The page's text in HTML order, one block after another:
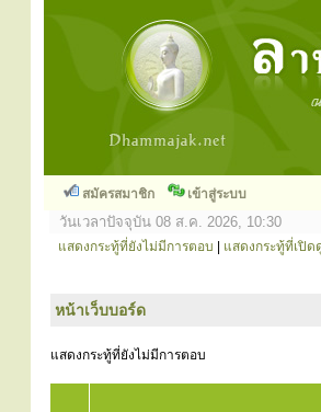
สมัครสมาชิก เข้าสู่ระบบ
วันเวลาปัจจุบัน 08 ส.ค. 2026, 10:30
แสดงกระทู้ที่ยังไม่มีการตอบ แสดงกระทู้ที่เปิด
หน้าเว็บบอร์ด
แสดงกระทู้ที่ยังไม่มีการตอบ